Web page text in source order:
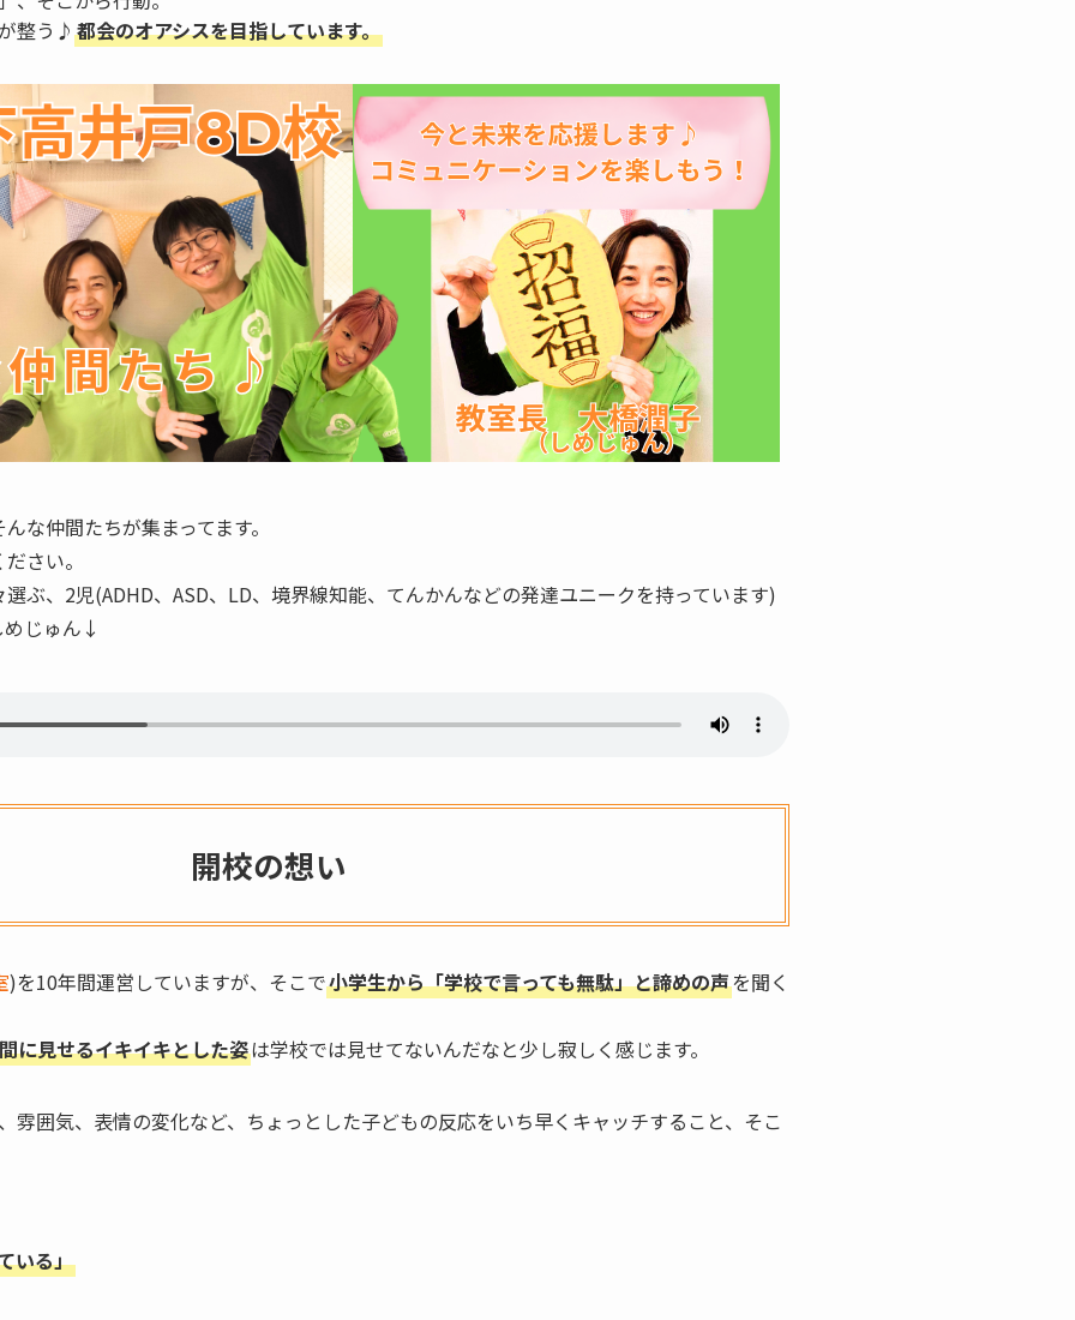
整う♪ 都会のオアシスを目指しています。
な仲間たちが集まってます。
ださい。
ぶ、2児(ADHD、ASD、LD、境界線知能、てんかんなどの発達ユニークを持っています)
めじゅん↓
開校の想い
)を10年間運営していますが、そこで小学生から「学校で言っても無駄」と諦めの声を聞く
に見せるイキイキとした姿は学校では見せてないんだなと少し寂しく感じます。
雰囲気、表情の変化など、ちょっとした子どもの反応をいち早くキャッチすること、そこ
いる」